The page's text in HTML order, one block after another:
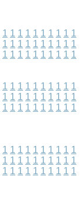
1 1 1 1 1 1 1 1 1 1
1 1 1 1 1 1 1 1 1 1
1 1 1 1 1 1 1 1 1 1
1 1 1 1 1 1 1 1 1 1
1 1 1 1 1 1 1 1 1 1
1 1 1 1 1 1 1 1 1 1
1 1 1 1 1 1 1 1 1 1
1 1 1 1 1 1 1 1 1 1
1 1 1 1 1 1 1 1 1 1